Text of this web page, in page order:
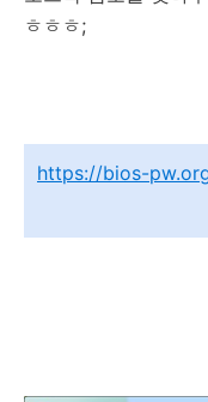
ㅎㅎㅎ;
https://bios-